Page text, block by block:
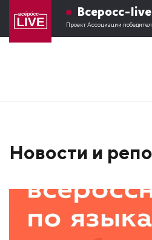
Всеросс-live
Проект Ассоциации
Новости и